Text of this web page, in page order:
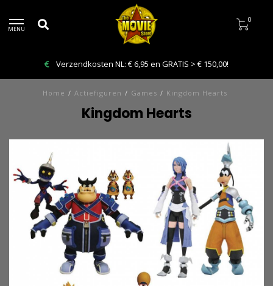
MENU
0
Verzendkosten NL: € 6,95 en GRATIS > € 150,00!
Home / Actiefiguren / Games / Kingdom Hearts
Kingdom Hearts